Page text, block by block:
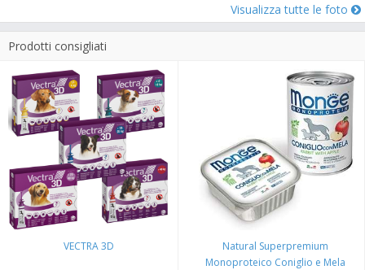
Visualizza tutte le foto
Prodotti consigliati
VECTRA 3D
Natural Superpremium
Monoproteico Coniglio e Mela